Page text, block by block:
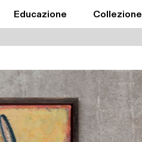
Educazione Collezione